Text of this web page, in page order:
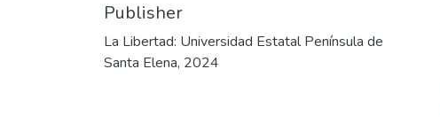
Publisher
La Libertad: Universidad Estatal Península de
Santa Elena, 2024